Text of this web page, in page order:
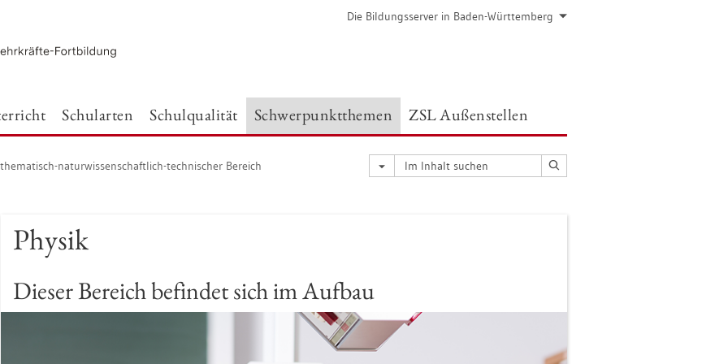
Die Bil­dungs­ser­ver in Baden-Würt­tem­berg
Schul­ar­ten Schul­qua­li­tät Schwer­punkt­the­men ZSL Au­ßen­stel­len
na­tur­wis­sen­schaft­lich-tech­ni­scher Be­reich
Phy­sik
Die­ser Be­reich be­fin­det sich im Auf­bau